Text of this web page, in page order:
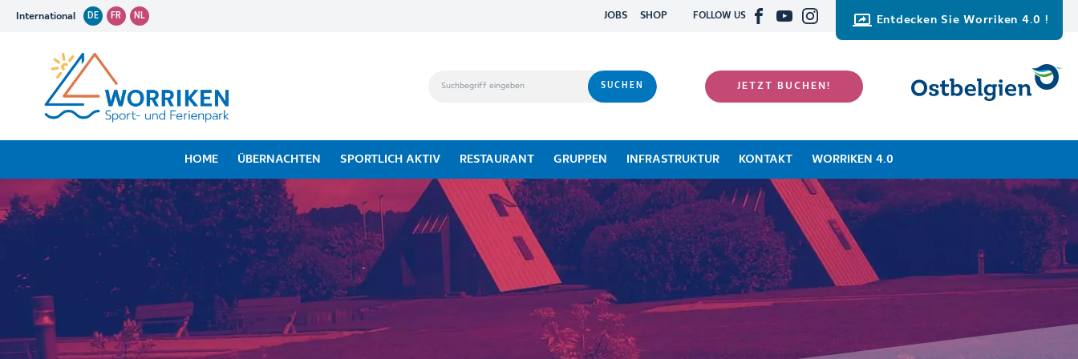
International DE FR NL JOBS SHOP FOLLOW US Entdecken Sie Worriken 4.0 !
JETZT BUCHEN!
HOME ÜBERNACHTEN SPORTLICH AKTIV RESTAURANT GRUPPEN INFRASTRUKTUR KONTAKT WORRIKEN 4.0